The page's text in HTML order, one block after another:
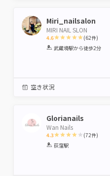
Miri_nailsalon
MIRI NAIL SLON
4.6
1 2 3 4 5
(62件)
武蔵境駅から徒歩2分
空き状況
Glorianails
Wan Nails
4.3
1 2 3
(72件)
荻窪駅